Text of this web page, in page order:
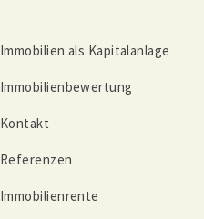
Immobilien als Kapitalanlage
Immobilienbewertung
Kontakt
Referenzen
Immobilienrente